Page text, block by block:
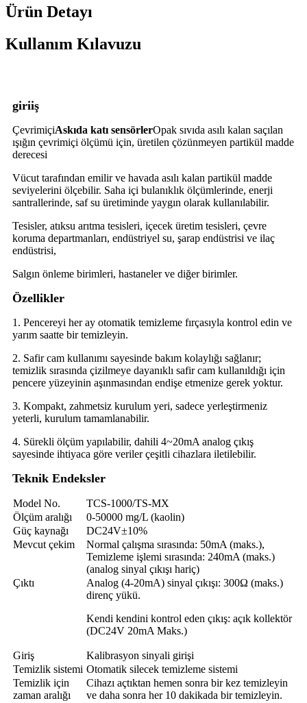
Ürün Detayı
Kullanım Kılavuzu
giriiş
ÇevrimiçiAskıda katı sensörlerOpak sıvıda asılı kalan saçılan
ışığın çevrimiçi ölçümü için, üretilen çözünmeyen partikül madde
derecesi
Vücut tarafından emilir ve havada asılı kalan partikül madde
seviyelerini ölçebilir. Saha içi bulanıklık ölçümlerinde, enerji
santrallerinde, saf su üretiminde yaygın olarak kullanılabilir.
Tesisler, atıksu arıtma tesisleri, içecek üretim tesisleri, çevre
koruma departmanları, endüstriyel su, şarap endüstrisi ve ilaç
endüstrisi,
Salgın önleme birimleri, hastaneler ve diğer birimler.
Özellikler
1. Pencereyi her ay otomatik temizleme fırçasıyla kontrol edin ve
yarım saatte bir temizleyin.
2. Safir cam kullanımı sayesinde bakım kolaylığı sağlanır;
temizlik sırasında çizilmeye dayanıklı safir cam kullanıldığı için
pencere yüzeyinin aşınmasından endişe etmenize gerek yoktur.
3. Kompakt, zahmetsiz kurulum yeri, sadece yerleştirmeniz
yeterli, kurulum tamamlanabilir.
4. Sürekli ölçüm yapılabilir, dahili 4~20mA analog çıkış
sayesinde ihtiyaca göre veriler çeşitli cihazlara iletilebilir.
Teknik Endeksler
Model No.
TCS-1000/TS-MX
Ölçüm aralığı
0-50000 mg/L (kaolin)
Güç kaynağı
DC24V±10%
Mevcut çekim
Normal çalışma sırasında: 50mA (maks.),
Temizleme işlemi sırasında: 240mA (maks.)
(analog sinyal çıkışı hariç)
Çıktı
Analog (4-20mA) sinyal çıkışı: 300Ω (maks.)
direnç yükü.
Kendi kendini kontrol eden çıkış: açık kollektör
(DC24V 20mA Maks.)
Giriş
Kalibrasyon sinyali girişi
Temizlik sistemi Otomatik silecek temizleme sistemi
Temizlik için
zaman aralığı
Cihazı açtıktan hemen sonra bir kez temizleyin
ve daha sonra her 10 dakikada bir temizleyin.